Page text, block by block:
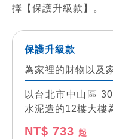
擇【保護升級款】。
保護升級款
為家裡的財物以及
以台北市中山區
水泥造的12樓大樓
NT$ 733 起